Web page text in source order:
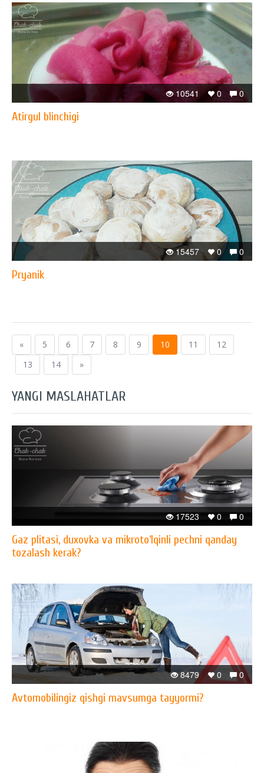
0
0
10541
Atirgul blinchigi
0
0
15457
Pryanik
« 5 6 7 8 9 10 11
12
13
14 »
YANGI MASLAHATLAR
0
0
17523
Gaz plitasi, duxovka va mikroto‘lqinli pechni qanday
tozalash kerak?
0
0
8479
Avtomobilingiz qishgi mavsumga tayyormi?